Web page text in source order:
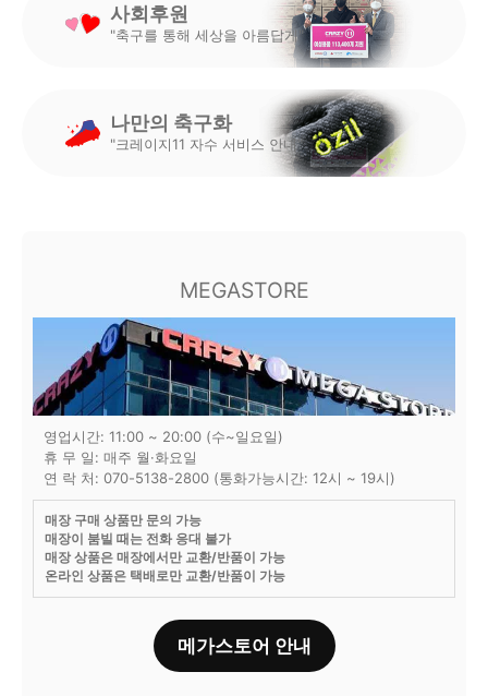
사회후원
"축구를 통해 세상을 아름답게"
나만의 축구화
"크레이지11 자수 서비스 안내"
MEGASTORE
영업시간: 11:00 ~ 20:00 (수~일요일)
휴 무 일: 매주 월·화요일
연 락 처: 070-5138-2800 (통화가능시간: 12시 ~ 19시)
매장 구매 상품만 문의 가능
매장이 붐빌 때는 전화 응대 불가
매장 상품은 매장에서만 교환/반품이 가능
온라인 상품은 택배로만 교환/반품이 가능
메가스토어 안내